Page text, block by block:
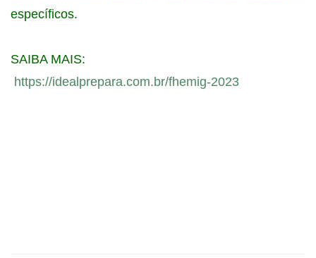
específicos.
SAIBA MAIS:
https://idealprepara.com.br/fhemig-2023